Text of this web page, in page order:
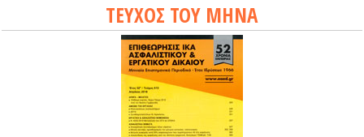
ΤΕΥΧΟΣ ΤΟΥ ΜΗΝΑ